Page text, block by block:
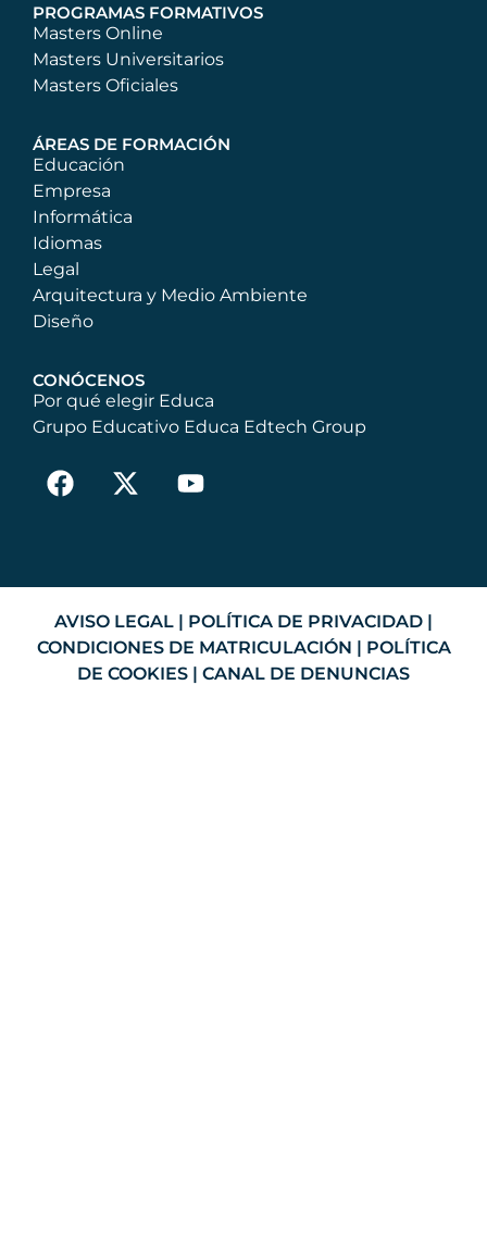
PROGRAMAS FORMATIVOS
Masters Online
Masters Universitarios
Masters Oficiales
ÁREAS DE FORMACIÓN
Educación
Empresa
Informática
Idiomas
Legal
Arquitectura y Medio Ambiente
Diseño
CONÓCENOS
Por qué elegir Educa
Grupo Educativo Educa Edtech Group
AVISO LEGAL | POLÍTICA DE PRIVACIDAD |
CONDICIONES DE MATRICULACIÓN | POLÍTICA
DE COOKIES | CANAL DE DENUNCIAS